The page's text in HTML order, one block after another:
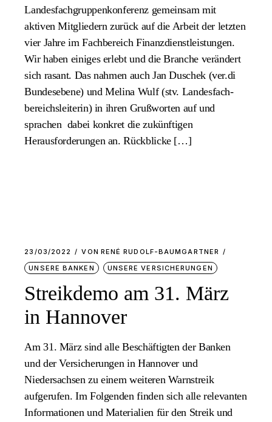
Landesfachgruppenkonferenz gemeinsam mit
aktiven Mitgliedern zurück auf die Arbeit der letzten
vier Jahre im Fachbereich Finanzdienstleistungen.
Wir haben einiges erlebt und die Branche verändert
sich rasant. Das nahmen auch Jan Duschek (ver.di
Bundesebene) und Melina Wulf (stv. Landesfach-
bereichsleiterin) in ihren Grußworten auf und
sprachen dabei konkret die zukünftigen
Herausforderungen an. Rückblicke […]
23/03/2022 VON RENÉ RUDOLF-BAUMGARTNER
UNSERE BANKEN
UNSERE VERSICHERUNGEN
Streikdemo am 31. März
in Hannover
Am 31. März sind alle Beschäftigten der Banken
und der Versicherungen in Hannover und
Niedersachsen zu einem weiteren Warnstreik
aufgerufen. Im Folgenden finden sich alle relevanten
Informationen und Materialien für den Streik und